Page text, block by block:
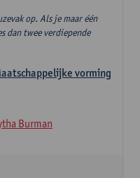
op. Als je maar één
dan twee verdiepende
vorming
Burman